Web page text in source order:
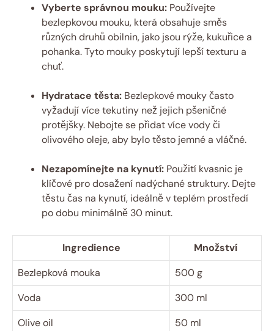
Vyberte správnou mouku: Používejte
bezlepkovou mouku, která obsahuje směs
různých druhů obilnin, jako jsou rýže, kukuřice a
pohanka. Tyto mouky poskytují lepší texturu a
chuť.
Hydratace těsta: Bezlepkové mouky často
vyžadují více tekutiny než jejich pšeničné
protějšky. Nebojte se přidat více vody či
olivového oleje, aby bylo těsto jemné a vláčné.
Nezapomínejte na kynutí: Použití kvasnic je
klíčové pro dosažení nadýchané struktury. Dejte
těstu čas na kynutí, ideálně v teplém prostředí
po dobu minimálně 30 minut.
Ingredience
Množství
Bezlepková mouka
500 g
Voda
300 ml
Olive oil
50 ml